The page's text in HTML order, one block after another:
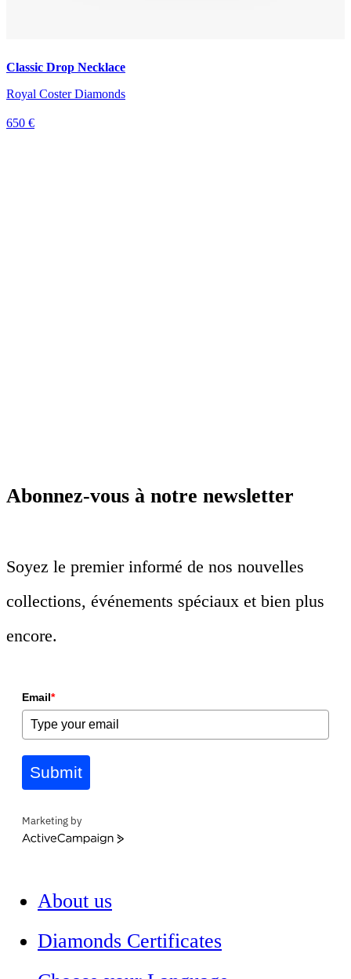
Classic Drop Necklace
Royal Coster Diamonds
650 €
Abonnez-vous à notre newsletter
Soyez le premier informé de nos nouvelles
collections, événements spéciaux et bien plus
encore.
Email*
Submit
Marketing by
ActiveCampaign
About us
Diamonds Certificates